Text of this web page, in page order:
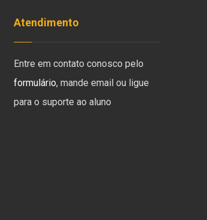
Atendimento
Entre em contato conosco pelo
formulário, mande email ou ligue
para o suporte ao aluno